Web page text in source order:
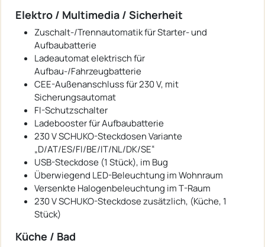
Elektro / Multimedia / Sicherheit
Zuschalt-/Trennautomatik für Starter- und
Aufbaubatterie
Ladeautomat elektrisch für
Aufbau-/Fahrzeugbatterie
CEE-Außenanschluss für 230 V, mit
Sicherungsautomat
FI-Schutzschalter
Ladebooster für Aufbaubatterie
230 V SCHUKO-Steckdosen Variante
„D/AT/ES/FI/BE/IT/NL/DK/SE“
USB-Steckdose (1 Stück), im Bug
Überwiegend LED-Beleuchtung im Wohnraum
Versenkte Halogenbeleuchtung im T-Raum
230 V SCHUKO-Steckdose zusätzlich, (Küche, 1
Stück)
Küche / Bad